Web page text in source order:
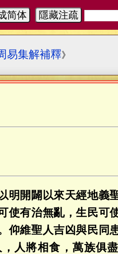
简体 隱藏注疏
易集解補釋》
明開闢以來天經地義
使有治無亂，生民可
仰維聖人吉凶與民同
人將相食，萬族俱